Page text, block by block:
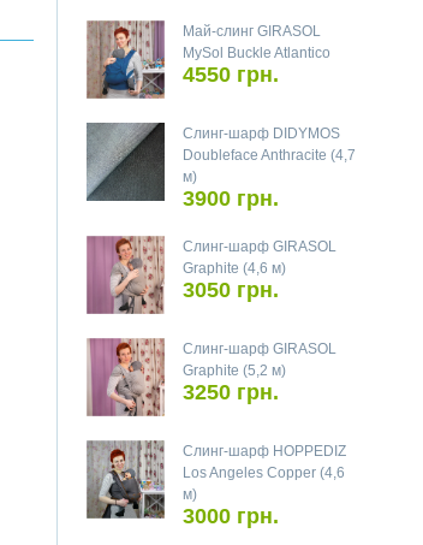
Май-слинг GIRASOL
MySol Buckle Atlantico
4550 грн.
Слинг-шарф DIDYMOS
Doubleface Anthracite (4,7
м)
3900 грн.
Слинг-шарф GIRASOL
Graphite (4,6 м)
3050 грн.
Слинг-шарф GIRASOL
Graphite (5,2 м)
3250 грн.
Слинг-шарф HOPPEDIZ
Los Angeles Copper (4,6
м)
3000 грн.